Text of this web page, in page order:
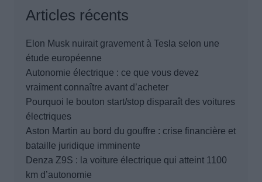
Articles récents
Elon Musk nuirait gravement à Tesla selon une
étude européenne
Autonomie électrique : ce que vous devez
vraiment connaître avant d’acheter
Pourquoi le bouton start/stop disparaît des voitures
électriques
Aston Martin au bord du gouffre : crise financière et
bataille juridique imminente
Denza Z9S : la voiture électrique qui atteint 1100
km d’autonomie